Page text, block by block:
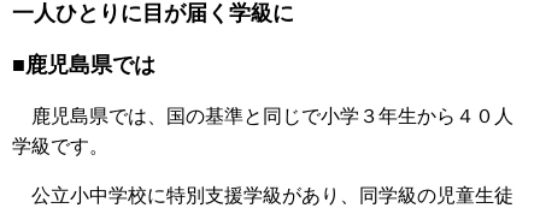
一人ひとりに目が届く学級に
■鹿児島県では
鹿児島県では、国の基準と同じで小学３年生から４０人
学級です。
公立小中学校に特別支援学級があり、同学級の児童生徒